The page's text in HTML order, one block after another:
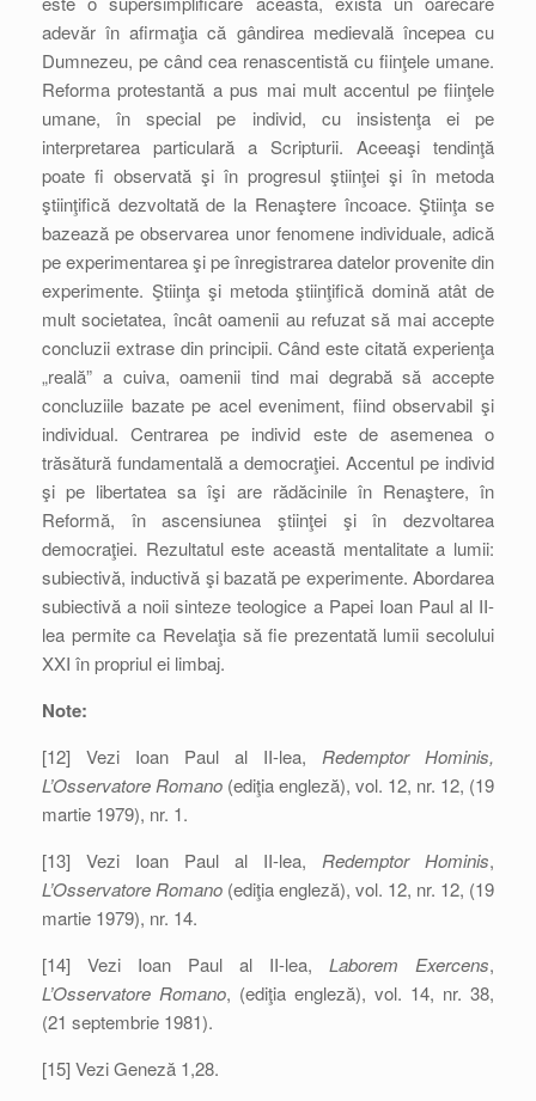
adevăr în afirmaţia că gândirea medievală începea cu
Dumnezeu, pe când cea renascentistă cu fiinţele umane.
Reforma protestantă a pus mai mult accentul pe fiinţele
umane, în special pe individ, cu insistenţa ei pe
interpretarea particulară a Scripturii. Aceeaşi tendinţă
poate fi observată şi în progresul ştiinţei şi în metoda
ştiinţifică dezvoltată de la Renaştere încoace. Ştiinţa se
bazează pe observarea unor fenomene individuale, adică
pe experimentarea şi pe înregistrarea datelor provenite din
experimente. Ştiinţa şi metoda ştiinţifică domină atât de
mult societatea, încât oamenii au refuzat să mai accepte
concluzii extrase din principii. Când este citată experienţa
„reală” a cuiva, oamenii tind mai degrabă să accepte
concluziile bazate pe acel eveniment, fiind observabil şi
individual. Centrarea pe individ este de asemenea o
trăsătură fundamentală a democraţiei. Accentul pe individ
şi pe libertatea sa îşi are rădăcinile în Renaştere, în
Reformă, în ascensiunea ştiinţei şi în dezvoltarea
democraţiei. Rezultatul este această mentalitate a lumii:
subiectivă, inductivă şi bazată pe experimente. Abordarea
subiectivă a noii sinteze teologice a Papei Ioan Paul al II-
lea permite ca Revelaţia să fie prezentată lumii secolului
XXI în propriul ei limbaj.
Note:
[12] Vezi Ioan Paul al II-lea, Redemptor Hominis,
L’Osservatore Romano (ediţia engleză), vol. 12, nr. 12, (19
martie 1979), nr. 1.
[13] Vezi Ioan Paul al II-lea, Redemptor Hominis,
L’Osservatore Romano (ediţia engleză), vol. 12, nr. 12, (19
martie 1979), nr. 14.
[14] Vezi Ioan Paul al II-lea, Laborem Exercens,
L’Osservatore Romano, (ediţia engleză), vol. 14, nr. 38,
(21 septembrie 1981).
[15] Vezi Geneză 1,28.